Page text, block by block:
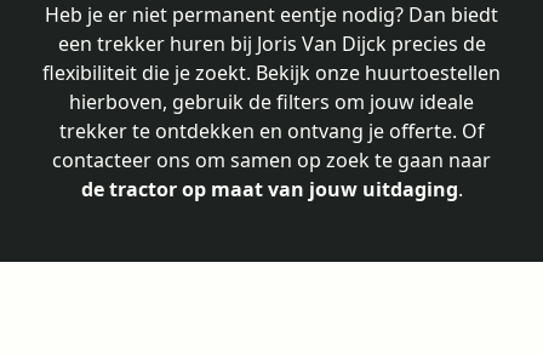
Heb je er niet permanent eentje nodig? Dan biedt
een trekker huren bij Joris Van Dijck precies de
flexibiliteit die je zoekt. Bekijk onze huurtoestellen
hierboven, gebruik de filters om jouw ideale
trekker te ontdekken en ontvang je offerte. Of
contacteer ons om samen op zoek te gaan naar
de tractor op maat van jouw uitdaging.